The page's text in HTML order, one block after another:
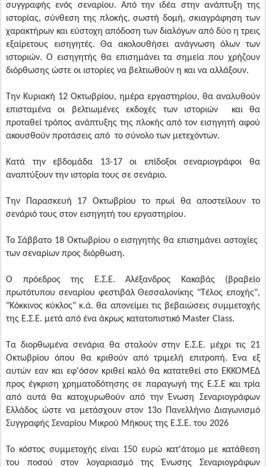
συγγραφής ενός σεναρίου. Από την ιδέα στην ανάπτυξη της
ιστορίας, σύνθεση της πλοκής, σωστή δομή, σκιαγράφηση των
χαρακτήρων και εύστοχη απόδοση των διαλόγων από δύο η τρεις
εξαίρετους εισηγητές. Θα ακολουθήσει ανάγνωση όλων των
ιστοριών. Ο εισηγητής θα επισημάνει τα σημεία που χρήζουν
διόρθωσης ώστε οι ιστορίες να βελτιωθούν η και να αλλάξουν.
Την Κυριακή 12 Οκτωβρίου, ημέρα εργαστηρίου, θα αναλυθούν
επισταμένα οι βελτιωμένες εκδοχές των ιστοριών και θα
προταθεί τρόπος ανάπτυξης της πλοκής από τον εισηγητή αφού
ακουσθούν προτάσεις από το σύνολο των μετεχόντων.
Κατά την εβδομάδα 13-17 οι επίδοξοι σεναριογράφοι θα
αναπτύξουν την ιστορία τους σε σενάριο.
Την Παρασκευή 17 Οκτωβρίου το πρωί θα αποστείλουν το
σενάριό τους στον εισηγητή του εργαστηρίου.
Το Σάββατο 18 Οκτωβρίου ο εισηγητής θα επισημάνει αστοχίες
των σεναρίων προς διόρθωση.
Ο πρόεδρος της Ε.Σ.Ε. Αλέξανδρος Κακαβάς (βραβείο
πρωτότυπου σεναρίου φεστιβάλ Θεσσαλονίκης "Τέλος εποχής",
"Κόκκινος κύκλος" κ.ά. θα απονείμει τις βεβαιώσεις συμμετοχής
της Ε.Σ.Ε. μετά από ένα άκρως κατατοπιστικό Master Class.
Τα διορθωμένα σενάρια θα σταλούν στην Ε.Σ.Ε. μέχρι τις 21
Οκτωβρίου όπου θα κριθούν από τριμελή επιτροπή. Ένα εξ
αυτών εαν και εφ'όσον κριθεί καλό θα κατατεθεί στο ΕΚΚΟΜΕΔ
προς έγκριση χρηματοδότησης σε παραγωγή της Ε.Σ.Ε και τρία
από αυτά θα κατοχυρωθούν από την Ένωση Σεναριογράφων
Ελλάδος ώστε να μετάσχουν στον 13ο Πανελλήνιο Διαγωνισμό
Συγγραφής Σεναρίου Μικρού Μήκους της Ε.Σ.Ε. του 2026
Το κόστος συμμετοχής είναι 150 ευρώ κατ'άτομο με κατάθεση
του ποσού στον λογαριασμό της Ένωσης Σεναριογράφων